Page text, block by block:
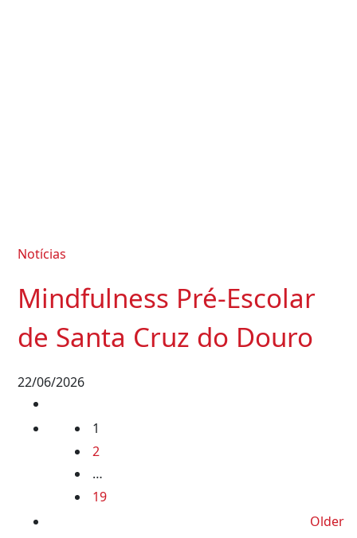
Notícias
Mindfulness Pré-Escolar
de Santa Cruz do Douro
22/06/2026
Posts
navigation
1
2
…
19
Older
Older